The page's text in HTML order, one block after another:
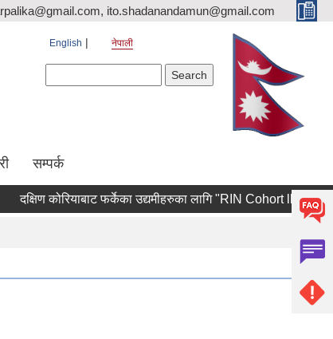
ito.shadanandamun@gmail.com
English नेपाली
सम्पर्क
दक्षिण कोरियाबाट फर्केका उद्यमीहरुका लागि "RIN Cohort lll"